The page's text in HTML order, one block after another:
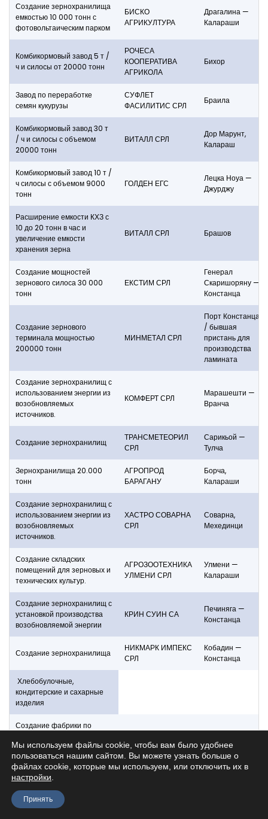
Создание зернохранилища
емкостью 10 000 тонн с
фотовольтаическим парком
БИСКО
АГРИКУЛТУРА
Драгалина —
Калараши
Комбикормовый завод 5 т /
ч и силосы от 20000 тонн
РОЧЕСА
КООПЕРАТИВА
АГРИКОЛА
Бихор
Завод по переработке
семян кукурузы
СУФЛЕТ
ФАСИЛИТИС СРЛ
Браила
Комбикормовый завод 30 т
/ ч и силосы с объемом
20000 тонн
ВИТАЛЛ СРЛ
Дор Марунт,
Калараш
Комбикормовый завод 10 т /
ч силосы с объемом 9000
тонн
ГОЛДЕН ЕГС
Лецка Ноуа —
Джурджу
Расширение емкости КХЗ с
10 до 20 тонн в час и
увеличение емкости
хранения зерна
ВИТАЛЛ СРЛ Брашов
Создание мощностей
зернового силоса 30 000
тонн
ЕКСТИМ СРЛ
Генерал
Скаришоряну —
Констанца
Создание зернового
терминала мощностью
200000 тонн
МИНМЕТАЛ СРЛ
Порт Констанца
/ бывшая
пристань для
производства
ламината
Создание зернохранилищ с
использованием энергии из
возобновляемых
источников.
КОМФЕРТ СРЛ
Марашешти —
Вранча
Создание зернохранилищ
ТРАНСМЕТЕОРИЛ
СРЛ
Сарикьой —
Тулча
Зернохранилища 20.000
тонн
АГРОПРОД
БАРАГАНУ
Борча,
Калараши
Создание зернохранилищ с
использованием энергии из
возобновляемых
источников.
ХАСТРО СОВАРНА
СРЛ
Соварна,
Мехединци
Создание складских
помещений для зерновых и
технических культур.
АГРОЗООТЕХНИКА
УЛМЕНИ СРЛ
Улмени —
Калараши
Создание зернохранилищ с
установкой производства
возобновляемой энергии
КРИН СУИН СА
Печиняга —
Констанца
Создание зернохранилища
НИКМАРК ИМПЕКС
СРЛ
Кобадин —
Констанца
Хлебобулочные,
кондитерские и сахарные
изделия
Создание фабрики по
глазированных вафельных
изделий, в рамках
программы
государственной помощи №
578/2009 при внедрении
меры 123
ТОП СТАР ФУД СРЛ Дая — Джурджу
Мы используем файлы cookie, чтобы вам было удобнее
пользоваться нашим сайтом. Вы можете узнать больше о
файлах cookie, которые мы используем, или отключить их в
настройки
Принять